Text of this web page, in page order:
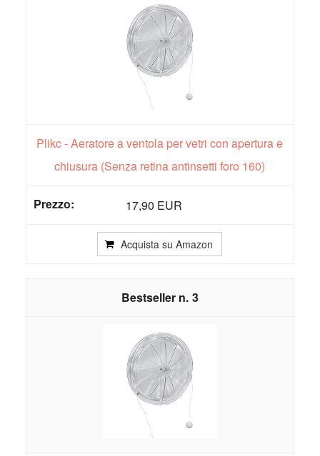
Plikc - Aeratore a ventola per vetri con apertura e
chiusura (Senza retina antinsetti foro 160)
17,90 EUR
Acquista su Amazon
3